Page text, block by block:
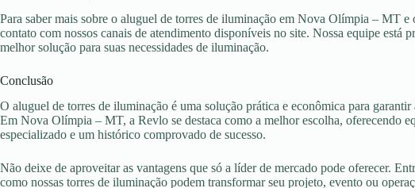
Para saber mais sobre o aluguel de torres de iluminação em Nova Olímpia – MT e
contato com nossos canais de atendimento disponíveis no site. Nossa equipe está
melhor solução para suas necessidades de iluminação.
Conclusão
O aluguel de torres de iluminação é uma solução prática e econômica para
Em Nova Olímpia – MT, a Revlo se destaca como a melhor escolha, oferecendo
especializado e um histórico comprovado de sucesso.
Não deixe de aproveitar as vantagens que só a líder de mercado pode oferecer.
como nossas torres de iluminação podem transformar seu projeto, evento ou